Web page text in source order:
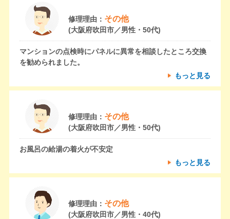
修理理由： その他
(大阪府吹田市／男性・50代)
マンションの点検時にパネルに異常を相談したところ交換
を勧められました。
もっと見る
修理理由： その他
(大阪府吹田市／男性・50代)
お風呂の給湯の着火が不安定
もっと見る
修理理由： その他
(大阪府吹田市／男性・40代)